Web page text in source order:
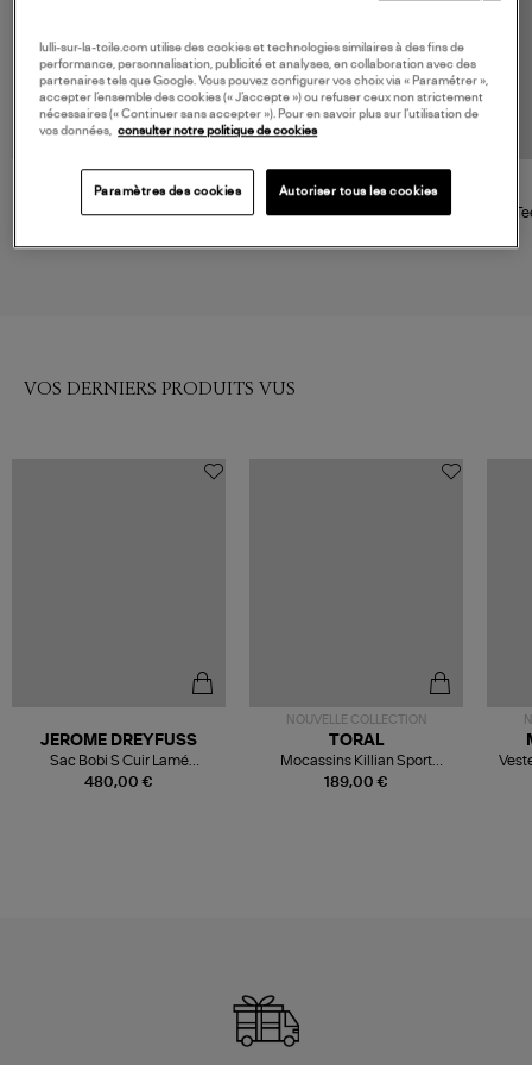
ESSENTIEL ANTWERP
Blouse Jofie Blanc Cassé
VANESSA BRUNO
Blouse Bobby Chambray
VOS DERNIERS PRODUITS VUS
480,00 €
JEROME DREYFUSS
Sac Bobi S Cuir Lamé
Champagne
NOUVELLE COLLECTION
189,00 €
TORAL
Mocassins Killian Sport
Mousse
lulli-sur-la-toile.com utilise des cookies et technologies similaires à des fins de
performance, personnalisation, publicité et analyses, en collaboration avec des
partenaires tels que Google. Vous pouvez configurer vos choix via « Paramétrer »,
accepter l’ensemble des cookies (« J’accepte ») ou refuser ceux non strictement
nécessaires (« Continuer sans accepter »). Pour en savoir plus sur l’utilisation de
vos données, consulter notre politique de cookies
Paramètres des cookies Autoriser tous les cookies